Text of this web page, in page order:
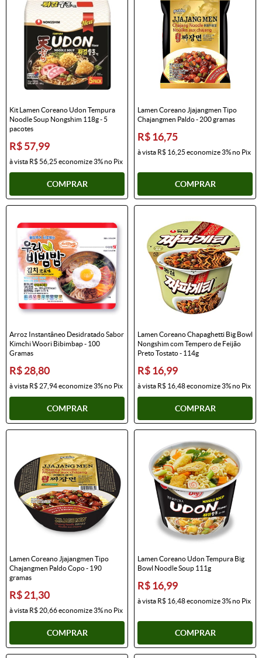
Kit Lamen Coreano Udon Tempura
Noodle Soup Nongshim 118g - 5
pacotes
R$ 57,99
à vista R$ 56,25 economize3%no Pix
COMPRAR
Lamen Coreano Jjajangmen Tipo
Chajangmen Paldo - 200 gramas
R$ 16,75
à vista R$ 16,25 economize3%no Pix
COMPRAR
Arroz Instantâneo Desidratado Sabor
Kimchi Woori Bibimbap - 100
Gramas
R$ 28,80
à vista R$ 27,94economize3%no Pix
COMPRAR
Lamen Coreano Chapaghetti Big Bowl
Nongshim com Tempero de Feijão
Preto Tostato - 114g
R$ 16,99
à vista R$ 16,48economize3%no Pix
COMPRAR
Lamen Coreano Jjajangmen Tipo
Chajangmen Paldo Copo - 190
gramas
R$ 21,30
à vista R$ 20,66economize3%no Pix
COMPRAR
Lamen Coreano Udon Tempura Big
Bowl Noodle Soup 111g
R$ 16,99
à vista R$ 16,48economize3%no Pix
COMPRAR